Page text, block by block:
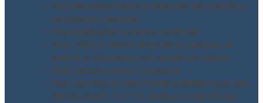
FAQ Movimentazione manuale dei carichi e
movimenti ripetitivi
FAQ Radiazioni Ottiche Artificiali
FAQ TESTO UNICO 81/2028 in materia di
Salute e Sicurezza nei Luoghi di Lavoro
FAQ Stress Lavoro Correlato
FAQ SISTEMI DI GESTIONE AMBIENTALE UNI
EN ISO 14001 TUTTO QUELLO CHE C’È DA